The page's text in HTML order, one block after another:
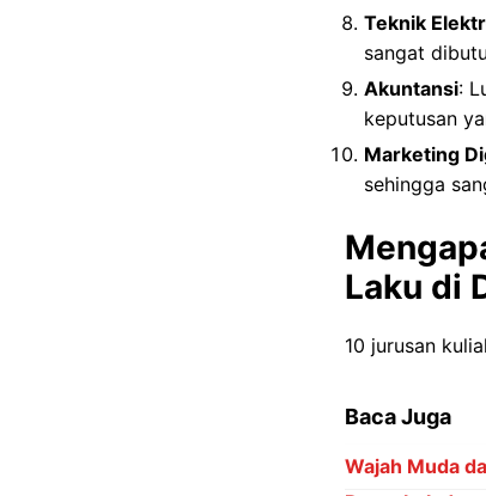
Teknik
sangat
Akuntansi:
keputusan
Marketing
sehingga
Laku di
10 jurusan
Baca Juga
Wajah Muda